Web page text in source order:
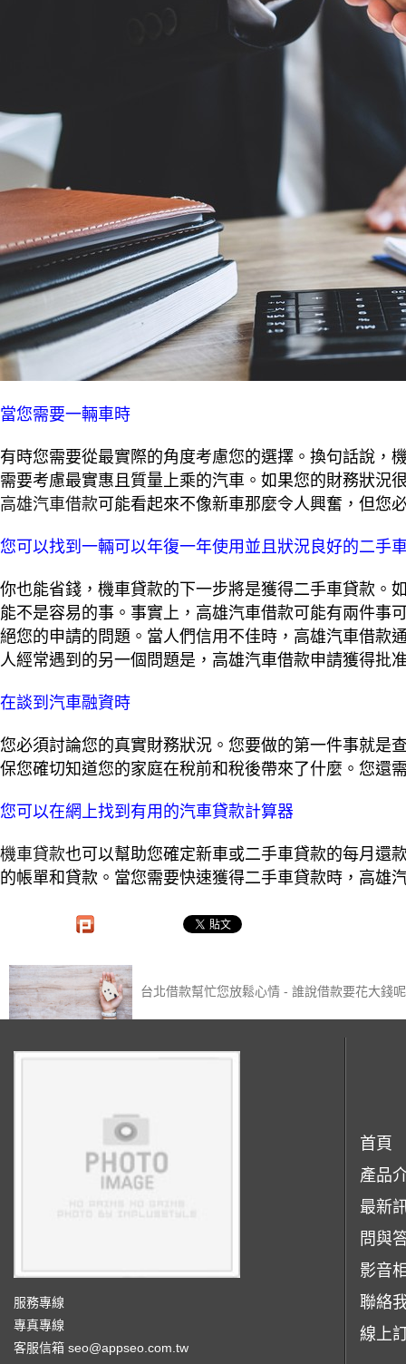
當您需要一輛車時
有時您需要從最實際的角度考慮您的選擇。換句話說，
需要考慮最實惠且質量上乘的汽車。如果您的財務狀況
高雄汽車借款可能看起來不像新車那麼令人興奮，但您
您可以找到一輛可以年復一年使用並且狀況良好的二手
你也能省錢，機車貸款的下一步將是獲得二手車貸款。
能不是容易的事。事實上，高雄汽車借款可能有兩件事
絕您的申請的問題。當人們信用不佳時，高雄汽車借款
人經常遇到的另一個問題是，高雄汽車借款申請獲得批
在談到汽車融資時
您必須討論您的真實財務狀況。您要做的第一件事就是
保您確切知道您的家庭在稅前和稅後帶來了什麼。您還
您可以在網上找到有用的汽車貸款計算器
機車貸款也可以幫助您確定新車或二手車貸款的每月還
的帳單和貸款。當您需要快速獲得二手車貸款時，高雄
台北借款幫忙您放鬆心情 - 誰說借款要花大錢呢
服務專線
專真專線
客服信箱 seo@appseo.com.tw
首頁
產品
最新
問與
影音
聯絡
線上